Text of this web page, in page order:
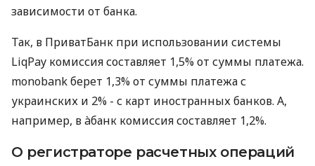
зависимости от банка.
Так, в ПриватБанк при использовании системы
LiqPay комиссия составляет 1,5% от суммы платежа.
monobank берет 1,3% от суммы платежа с
украинских и 2% - с карт иностранных банков. А,
например, в àбанк комиссия составляет 1,2%.
О регистраторе расчетных операций